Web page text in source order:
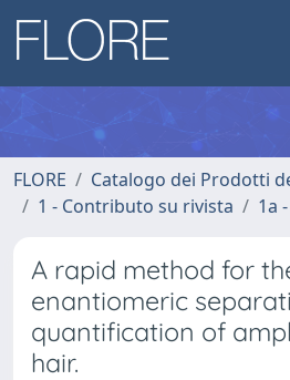
FLORE
Catalogo dei Prodotti
1 - Contributo su rivista
1a
A rapid method for
enantiomeric
quantification of
hair.